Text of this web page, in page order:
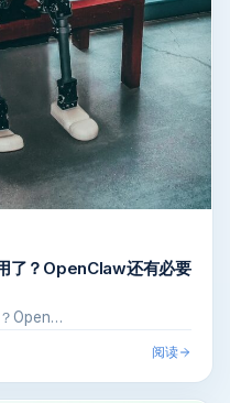
？OpenClaw还有必要
Open…
阅读